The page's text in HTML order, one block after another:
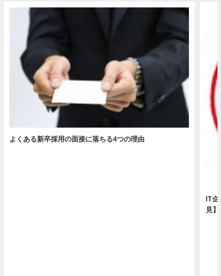
よくある新卒採用の面接に落ちる4つの理由
IT企
見】